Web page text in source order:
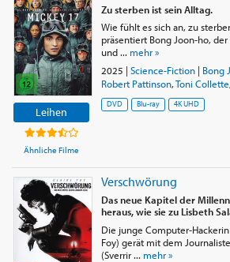
Leihen
Ähnliche Filme
Zu sterben ist sein Alltag.
Wie fühlt es sich an, zu
präsentiert Bong Joon-ho,
und ... mehr »
2025 | Science-Fiction| Bong
Robert Pattinson,Toni Collette
DVD Blu-ray 4K UHD
Verschwörung
Das neue Kapitel der
heraus, wie sie zu Lisbeth
Die junge Computer-
Foy) gerät mit dem
(Sverrir ... mehr »